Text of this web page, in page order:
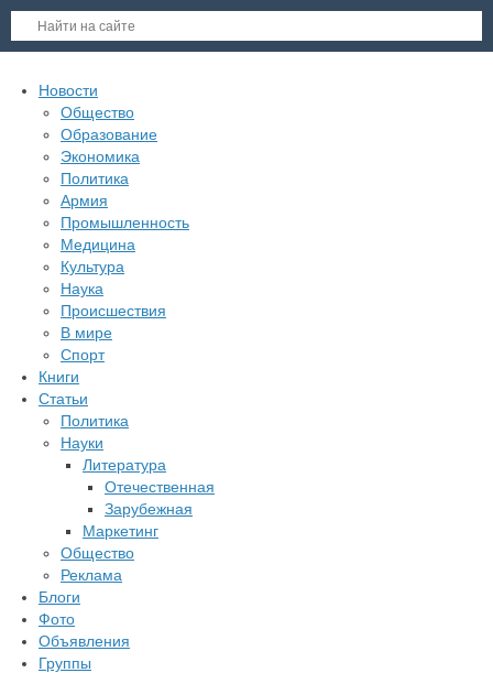
Новости
Общество
Образование
Экономика
Политика
Армия
Промышленность
Медицина
Культура
Наука
Происшествия
В мире
Спорт
Книги
Статьи
Политика
Науки
Литература
Отечественная
Зарубежная
Маркетинг
Общество
Реклама
Блоги
Фото
Объявления
Группы